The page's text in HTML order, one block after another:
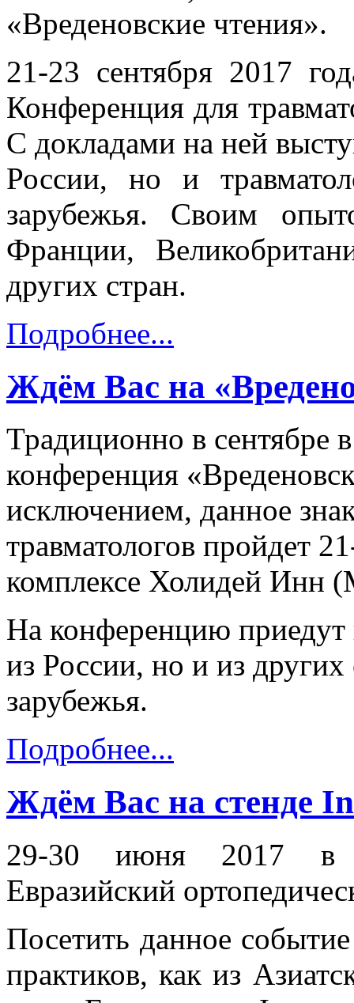
«Вреденовские чтения».
21-23 сентября 2017
Конференция для
С докладами на ней
России, но и
зарубежья. Своим
Франции,
других стран.
Подробнее...
Ждём Вас на
Традиционно в сентябре
конференция
исключением, данное
травматологов пройдет
комплексе Холидей Инн
На конференцию приедут
из России, но и из
зарубежья.
Подробнее...
Ждём Вас на стенде
29-30 июня 2017 в
Евразийский
Посетить данное
практиков, как из